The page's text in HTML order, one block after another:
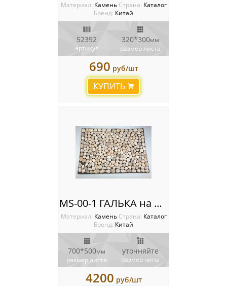
Материал: Камень Cтрана: Каталог
Бренд: Китай
52392
артикул
320*300мм
размер листа
690 руб/шт
КУПИТЬ
MS-00-1 ГАЛЬКА на РЕЗИНЕ бело-серый
Материал: Камень Cтрана: Каталог
Бренд: Китай
700*500мм
размер листа
уточняйте
размер чипа
4200 руб/шт